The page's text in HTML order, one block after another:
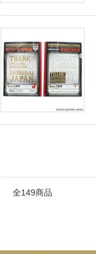
全149商品